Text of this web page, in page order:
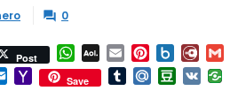
 0
Post WhatsApp
AOL
Mail
Email Pinterest
Box.net
Outlook.com
YahooSave TumblrMail.RuDouban
VK